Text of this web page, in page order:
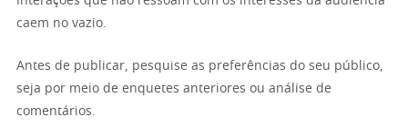
caem no vazio.
Antes de publicar, pesquise as preferências do seu público,
seja por meio de enquetes anteriores ou análise de
comentários.